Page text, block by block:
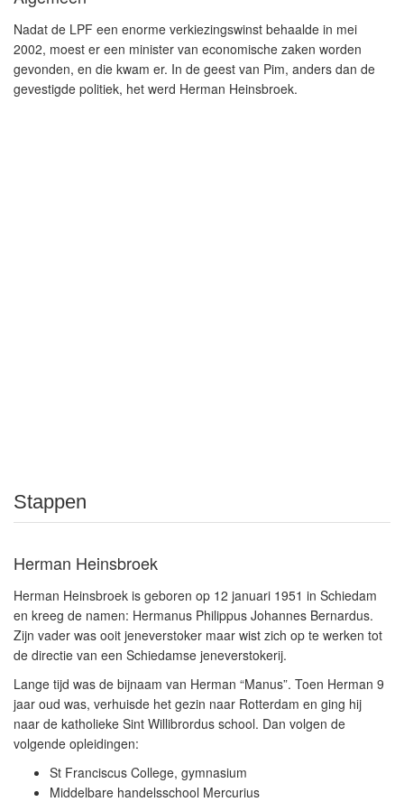
Nadat de LPF een enorme verkiezingswinst behaalde in mei
2002, moest er een minister van economische zaken worden
gevonden, en die kwam er. In de geest van Pim, anders dan de
gevestigde politiek, het werd Herman Heinsbroek.
Stappen
Herman Heinsbroek
Herman Heinsbroek is geboren op 12 januari 1951 in Schiedam
en kreeg de namen: Hermanus Philippus Johannes Bernardus.
Zijn vader was ooit jeneverstoker maar wist zich op te werken tot
de directie van een Schiedamse jeneverstokerij.
Lange tijd was de bijnaam van Herman “Manus”. Toen Herman 9
jaar oud was, verhuisde het gezin naar Rotterdam en ging hij
naar de katholieke Sint Willibrordus school. Dan volgen de
volgende opleidingen:
St Franciscus College, gymnasium
Middelbare handelsschool Mercurius